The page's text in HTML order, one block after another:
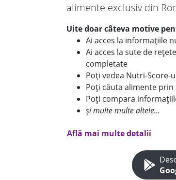
alimente exclusiv din
Uite doar câteva motive
Ai acces la informațiile
Ai acces la sute de
completate
Poți vedea Nutri-Score-
Poți căuta alimente
Poți compara
și multe multe altele...
Află mai multe detalii